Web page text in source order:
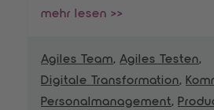
mehr lesen >>
Agiles Team, Agiles Testen,
Digitale Transformation,
Personalmanagement,